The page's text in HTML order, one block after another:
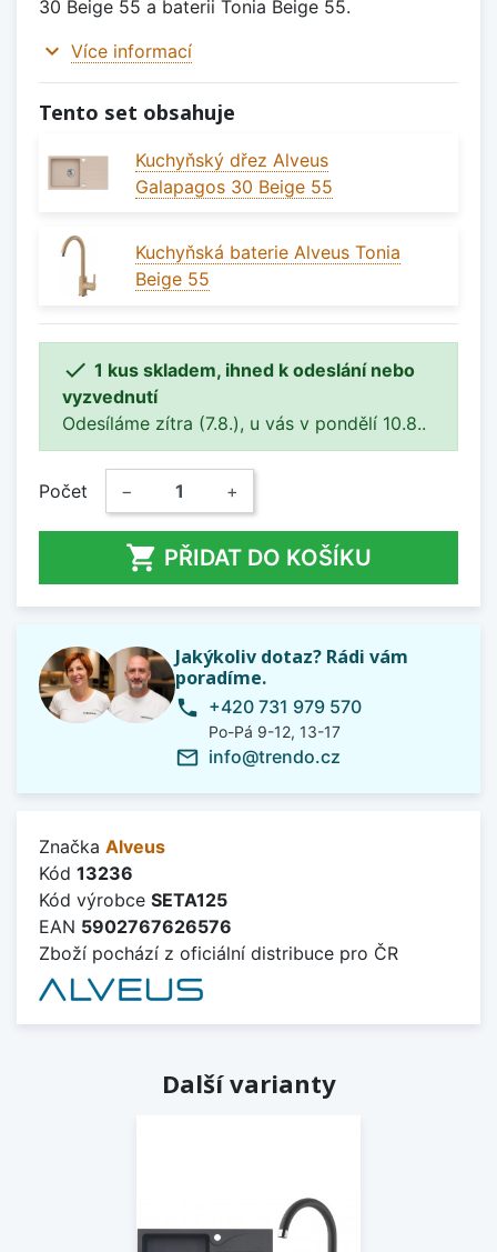
30 Beige 55 a baterii Tonia Beige 55.
expand_more Více informací
Tento set obsahuje
Kuchyňský dřez Alveus
Galapagos 30 Beige 55
Kuchyňská baterie Alveus Tonia
Beige 55
 1 kus skladem, ihned k odeslání nebo
vyzvednutí
Odesíláme zítra (7.8.), u vás v pondělí 10.8..
Počet − +
 PŘIDAT DO KOŠÍKU
Jakýkoliv dotaz? Rádi vám
poradíme.
phone +420 731 979 570
Po-Pá 9-12, 13-17
mail_outline info@trendo.cz
Značka Alveus
Kód 13236
Kód výrobce SETA125
EAN 5902767626576
Zboží pochází z oficiální distribuce pro ČR
Další varianty